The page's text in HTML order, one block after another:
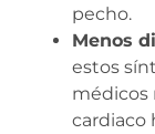
pecho.
Menos
estos
médicos
cardiaco